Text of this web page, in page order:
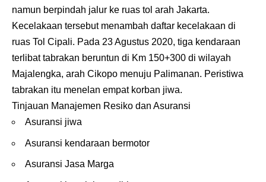
namun berpindah jalur ke ruas tol arah Jakarta.
Kecelakaan tersebut menambah daftar kecelakaan di
ruas Tol Cipali. Pada 23 Agustus 2020, tiga kendaraan
terlibat tabrakan beruntun di Km 150+300 di wilayah
Majalengka, arah Cikopo menuju Palimanan. Peristiwa
tabrakan itu menelan empat korban jiwa.
Tinjauan Manajemen Resiko dan Asuransi
Asuransi jiwa
Asuransi kendaraan bermotor
Asuransi Jasa Marga